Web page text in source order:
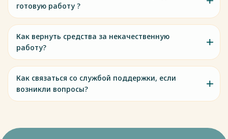
готовую работу ?
Как вернуть средства за некачественную
работу?
Как связаться со службой поддержки, если
возникли вопросы?